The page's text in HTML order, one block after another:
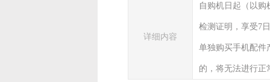
详细内容
自购机日起（以
检测证明，享受7
单独购买手机配件
的，将无法进行正